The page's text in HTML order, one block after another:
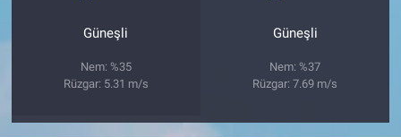
Güneşli
Nem: %35
Rüzgar: 5.31 m/s
Güneşli
Nem: %37
Rüzgar: 7.69 m/s